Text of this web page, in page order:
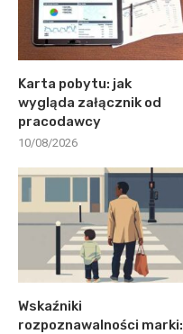
Karta pobytu: jak
wygląda załącznik od
pracodawcy
10/08/2026
Wskaźniki
rozpoznawalności marki: